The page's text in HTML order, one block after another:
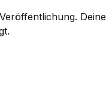
Deine